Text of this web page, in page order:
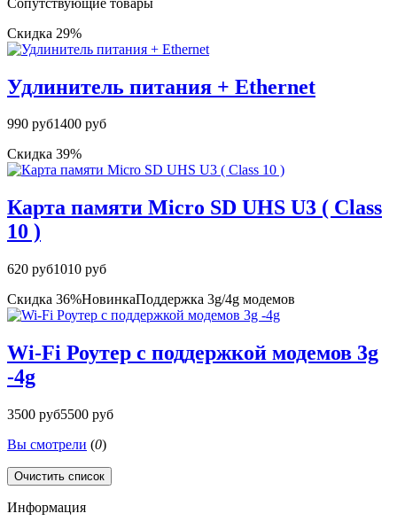
Скидка 29%
Удлинитель питания + Ethernet
990 руб1400 руб
Скидка 39%
Карта памяти Micro SD UHS U3 ( Class
10 )
620 руб1010 руб
Скидка 36%НовинкаПоддержка 3g/4g модемов
Wi-Fi Роутер с поддержкой модемов 3g
-4g
3500 руб5500 руб
Вы смотрели (0)
Очистить список
Информация